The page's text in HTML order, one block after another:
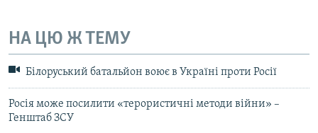
НА ЦЮ Ж ТЕМУ
Білоруський батальйон воює в Україні проти Росії
Росія може посилити «терористичні методи війни» –
Генштаб ЗСУ